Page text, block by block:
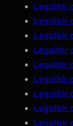
Legalisir
Legalisir
Legalisir
Legalisir
Legalisir
Legalisir
Legalisir
Legalisir
Legalisir